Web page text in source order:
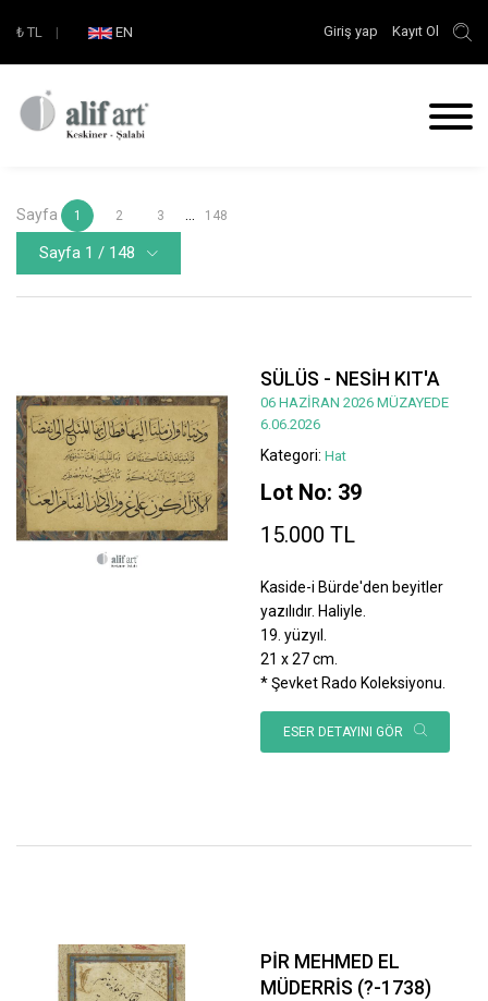
₺ TL | EN Giriş yap Kayıt Ol
Sayfa 1 2 3 148
Sayfa 1 / 148
SÜLÜS - NESİH KIT'A
06 HAZİRAN 2026 MÜZAYEDE
6.06.2026
Kategori: Hat
Lot No: 39
15.000 TL
Kaside-i Bürde'den beyitler
yazılıdır. Haliyle.
19. yüzyıl.
21 x 27 cm.
* Şevket Rado Koleksiyonu.
ESER DETAYINI GÖR
PİR MEHMED EL
MÜDERRİS (?-1738)